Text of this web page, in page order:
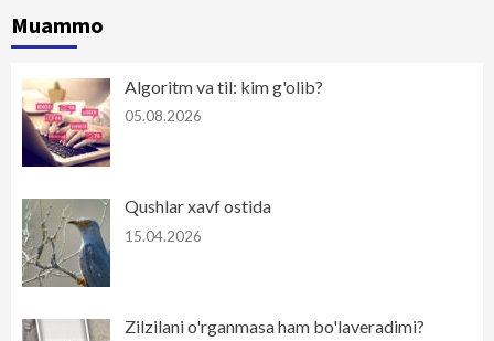
Muammo
Algoritm va til: kim g'olib?
05.08.2026
Qushlar xavf ostida
15.04.2026
Zilzilani o'rganmasa ham bo'laveradimi?